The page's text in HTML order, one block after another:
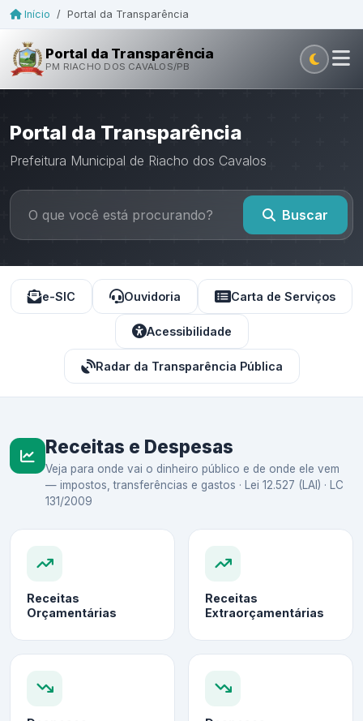
Início / Portal da Transparência
Portal da Transparência
PM RIACHO DOS CAVALOS/PB
Portal da Transparência
Prefeitura Municipal de Riacho dos Cavalos
Buscar
e-SIC Ouvidoria Carta de Serviços
Acessibilidade
Radar da Transparência Pública
Receitas e Despesas
Veja para onde vai o dinheiro público e de onde ele vem
— impostos, transferências e gastos · Lei 12.527 (LAI) · LC
131/2009
Receitas
Orçamentárias
Receitas
Extraorçamentárias